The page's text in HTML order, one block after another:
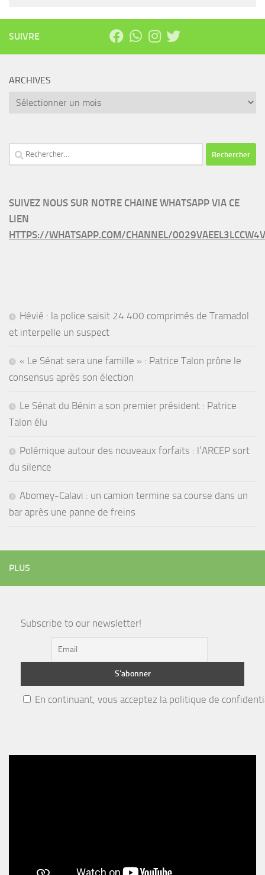
SUIVRE
ARCHIVES
Archives
Rechercher :
SUIVEZ NOUS SUR NOTRE CHAINE WHATSAPP VIA CE
LIEN
HTTPS://WHATSAPP.COM/CHANNEL/
Hêvié : la police saisit 24 400 comprimés de Tramadol
et interpelle un suspect
« Le Sénat sera une famille » : Patrice Talon prône le
consensus après son élection
Le Sénat du Bénin a son premier président : Patrice
Talon élu
Polémique autour des nouveaux forfaits : l’ARCEP sort
du silence
Abomey-Calavi : un camion termine sa course dans un
bar après une panne de freins
PLUS
Subscribe to our newsletter!
En continuant, vous acceptez la politique de